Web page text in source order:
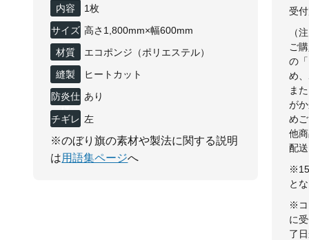
受
（
ご
の
め
ま
が
め
他
配
と
※コ
に
了
内容
1枚
サイズ 高さ1,800mm×幅600mm
材質 エコポンジ（ポリエステル）
縫製 ヒートカット
防炎仕
様
あり
チギレ 左
※のぼり旗の素材や製法に関する説明
は用語集ページへ